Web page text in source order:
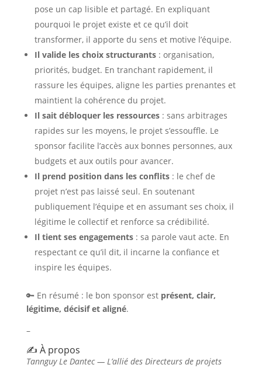
pose un cap lisible et partagé. En expliquant
pourquoi le projet existe et ce qu’il doit
transformer, il apporte du sens et motive l’équipe.
Il valide les choix structurants: organisation,
priorités, budget. En tranchant rapidement, il
rassure les équipes, aligne les parties prenantes et
maintient la cohérence du projet.
Il sait débloquer les ressources: sans arbitrages
rapides sur les moyens, le projet s’essouffle. Le
sponsor facilite l’accès aux bonnes personnes, aux
budgets et aux outils pour avancer.
Il prend position dans les conflits: le chef de
projet n’est pas laissé seul. En soutenant
publiquement l’équipe et en assumant ses choix, il
légitime le collectif et renforce sa crédibilité.
Il tient ses engagements: sa parole vaut acte. En
respectant ce qu’il dit, il incarne la confiance et
inspire les équipes.
🔑 En résumé : le bon sponsor est présent, clair,
légitime, décisif et aligné.
–
✍️ À propos
Tannguy Le Dantec — L’allié des Directeurs de projets